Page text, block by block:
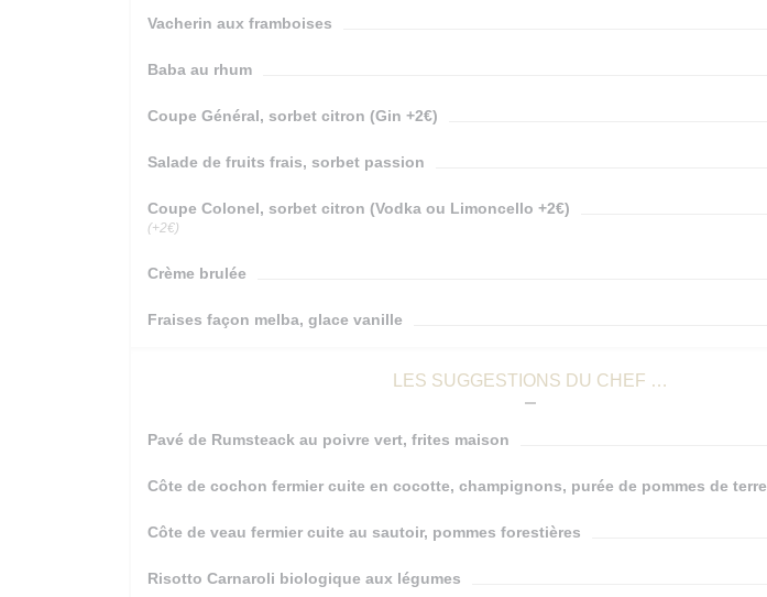
Vacherin aux framboises
Baba au rhum
Coupe Général, sorbet citron (Gin +2€)
Salade de fruits frais, sorbet passion
Coupe Colonel, sorbet citron (Vodka ou Limoncello +2€)
(+2€)
Crème brulée
Fraises façon melba, glace vanille
LES SUGGESTIONS DU CHEF …
Pavé de Rumsteack au poivre vert, frites maison
Côte de cochon fermier cuite en cocotte, champignons, purée de pommes de terre
Côte de veau fermier cuite au sautoir, pommes forestières
Risotto Carnaroli biologique aux légumes